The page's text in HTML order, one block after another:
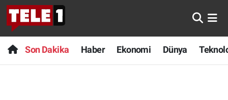
Son Dakika Haber Ekonomi Dünya
Anında Manşet
Başka Sohbetler
Son Dakika
Haber
Nöbetçi Eczaneler
Hava Durumu